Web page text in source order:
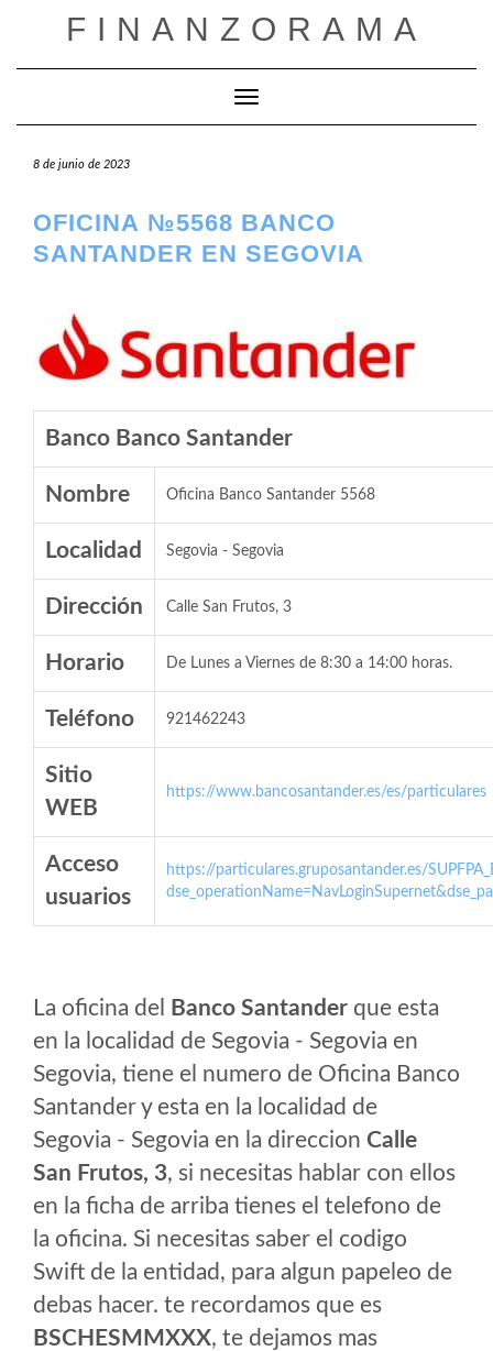
FINANZORAMA
Cambiar modo de navegación
8 de junio de 2023
OFICINA №5568 BANCO
SANTANDER EN SEGOVIA
Banco Banco Santander
Nombre Oficina Banco Santander 5568
Localidad Segovia - Segovia
Dirección Calle San Frutos, 3
Horario De Lunes a Viernes de 8:30 a 14:00 horas.
Teléfono 921462243
Sitio
WEB
https://www.bancosantander.es/es/particulares
Acceso
usuarios
https://particulares.gruposantander.es/
La oficina del Banco Santander que esta
en la localidad de Segovia - Segovia en
Segovia, tiene el numero de Oficina Banco
Santander y esta en la localidad de
Segovia - Segovia en la direccion Calle
San Frutos, 3, si necesitas hablar con ellos
en la ficha de arriba tienes el telefono de
la oficina. Si necesitas saber el codigo
Swift de la entidad, para algun papeleo de
debas hacer. te recordamos que es
BSCHESMMXXX, te dejamos mas